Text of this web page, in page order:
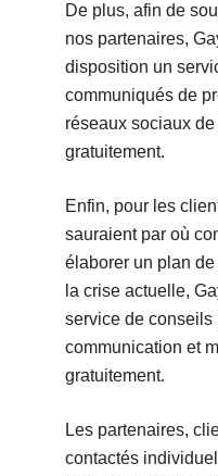
De plus, afin de
nos partenaires,
disposition un
communiqués de
réseaux sociaux
gratuitement.
Enfin, pour les
sauraient par où
élaborer un plan
la crise actuelle,
service de conseils
communication et
gratuitement.
Les partenaires,
contactés